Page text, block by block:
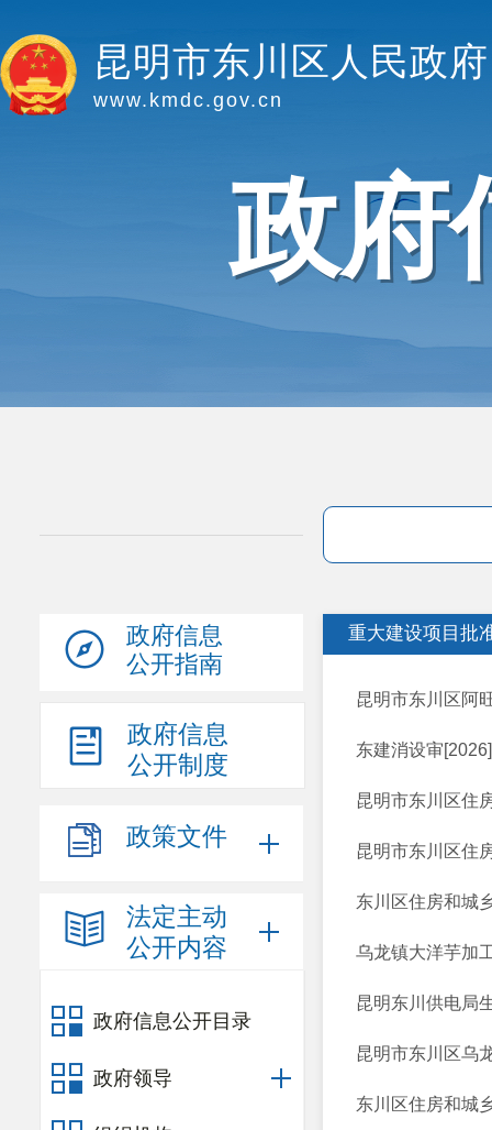
昆明市东川区人民政府
www.kmdc.gov.cn
政府
政府信息
公开指南
政府信息
公开制度
政策文件
法定主动
公开内容
政府信息公开目录
政府领导
重大建设项目批
昆明市东川区阿
东建消设审
昆明市东川区住
昆明市东川区住
东川区住房和城
乌龙镇大洋芋加
昆明东川供电局
昆明市东川区乌
东川区住房和城